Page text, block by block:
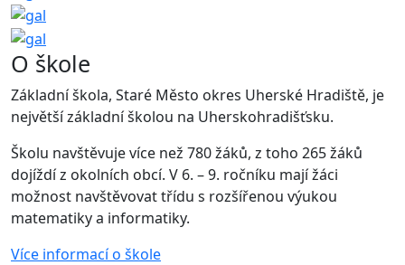
O škole
Základní škola, Staré Město okres Uherské Hradiště, je
největší základní školou na Uherskohradišťsku.
Školu navštěvuje více než 780 žáků, z toho 265 žáků
dojíždí z okolních obcí. V 6. – 9. ročníku mají žáci
možnost navštěvovat třídu s rozšířenou výukou
matematiky a informatiky.
Více informací o škole